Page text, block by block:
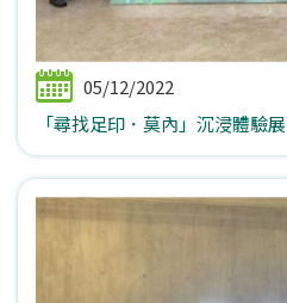
05/12/2022
「尋找足印．莫內」沉浸體驗展